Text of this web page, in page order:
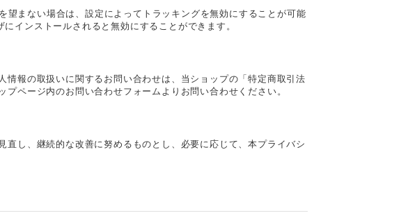
望まない場合は、設定によってトラッキングを無効にすることが可能
インストールされると無効にすることができます。
情報の取扱いに関するお問い合わせは、当ショップの「特定商取引法
ページ内のお問い合わせフォームよりお問い合わせください。
し、継続的な改善に努めるものとし、必要に応じて、本プライバシ